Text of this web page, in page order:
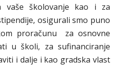
vaše školovanje kao i za
osigurali smo puno
proračunu za osnovne
u školi, za sufinanciranje
i dalje i kao gradska vlast